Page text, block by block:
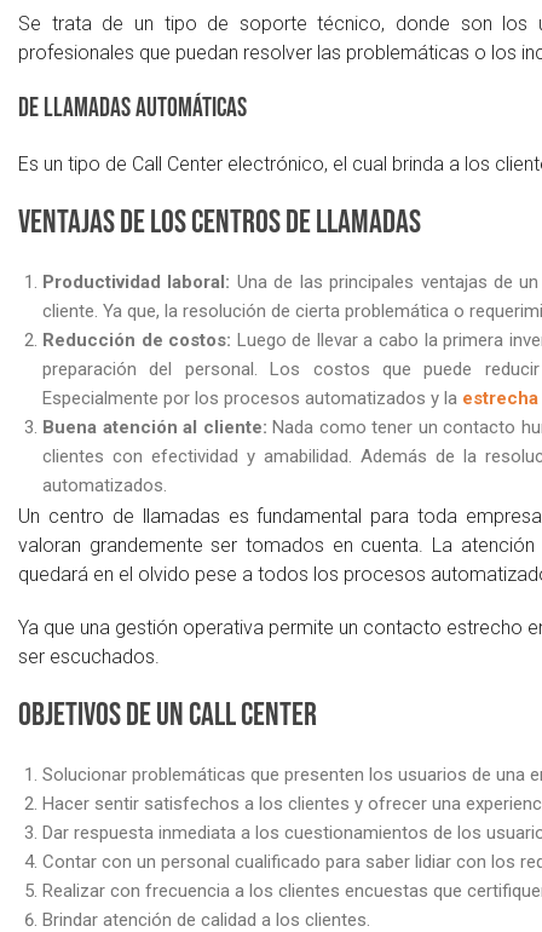
Se trata de un tipo de soporte técnico, donde son los
profesionales que puedan resolver las problemáticas o los
De llamadas automáticas
Es un tipo de Call Center electrónico, el cual brinda a los
Ventajas de los centros de llamadas
Productividad laboral: Una de las principales ventajas de
cliente. Ya que, la resolución de cierta problemática o
Reducción de costos: Luego de llevar a cabo la primera
preparación del personal. Los costos que puede
Especialmente por los procesos automatizados y la
Buena atención al cliente: Nada como tener un contacto
clientes con efectividad y amabilidad. Además de la
automatizados.
Un centro de llamadas es fundamental para toda
valoran grandemente ser tomados en cuenta. La
quedará en el olvido pese a todos los procesos
Ya que una gestión operativa permite un contacto estrecho
ser escuchados.
Objetivos de un call center
Solucionar problemáticas que presenten los usuarios de una
Hacer sentir satisfechos a los clientes y ofrecer una
Dar respuesta inmediata a los cuestionamientos de los
Contar con un personal cualificado para saber lidiar con los
Realizar con frecuencia a los clientes encuestas que
Brindar atención de calidad a los clientes.